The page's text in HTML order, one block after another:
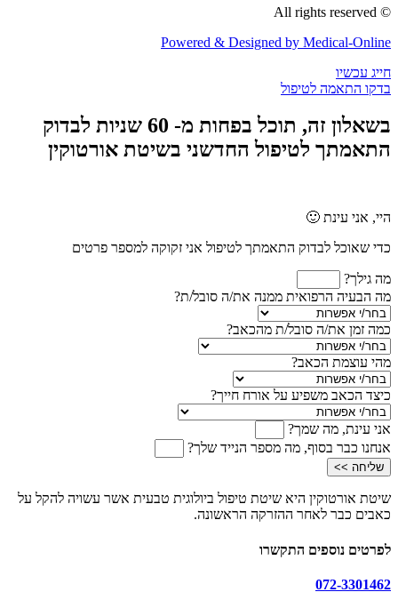
© All rights reserved
Powered & Designed by Medical-Online
חייג עכשיו
בדקו התאמה לטיפול
בשאלון זה, תוכל בפחות מ- 60 שניות לבדוק
התאמתך לטיפול החדשני בשיטת אורטוקין
היי, אני עינת 🙂
כדי שאוכל לבדוק התאמתך לטיפול אני זקוקה למספר פרטים
מה גילך?
מה הבעיה הרפואית ממנה את/ה סובל/ת?
כמה זמן את/ה סובל/ת מהכאב?
מהי עוצמת הכאב?
כיצד הכאב משפיע על אורח חייך?
אני עינת, מה שמך?
אנחנו כבר בסוף, מה מספר הנייד שלך?
שליחה >>
שיטת אורטוקין היא שיטת טיפול ביולוגית טבעית אשר עשויה להקל על
כאבים כבר לאחר ההזרקה הראשונה.
לפרטים נוספים התקשרו
072-3301462